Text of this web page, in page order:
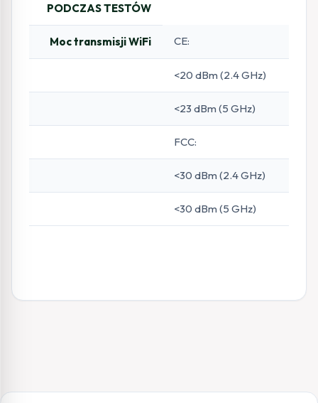
PODCZAS TESTÓW
Moc transmisji WiFi CE:
<20 dBm (2.4 GHz)
<23 dBm (5 GHz)
FCC:
<30 dBm (2.4 GHz)
<30 dBm (5 GHz)